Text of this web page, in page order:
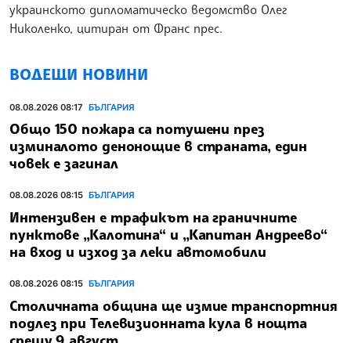
украинското дипломатическо ведомство Олег
Николенко, цитиран от Франс прес.
ВОДЕЩИ НОВИНИ
08.08.2026 08:17 БЪЛГАРИЯ
Общо 150 пожара са потушени през
изминалото денонощие в страната, един
човек е загинал
08.08.2026 08:15 БЪЛГАРИЯ
Интензивен е трафикът на граничните
пунктове „Калотина“ и „Капитан Андреево“
на вход и изход за леки автомобили
08.08.2026 08:15 БЪЛГАРИЯ
Столичната община ще измие транспортния
подлез при Телевизионната кула в нощта